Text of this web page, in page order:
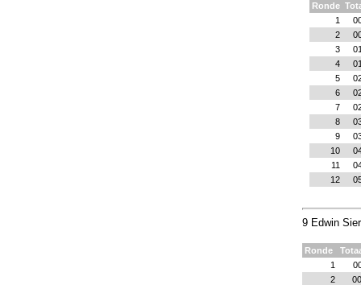
Ronde
1
2
3
4
5
6
7
8
9
10
11
12
9 Edwin
Ronde
1
2